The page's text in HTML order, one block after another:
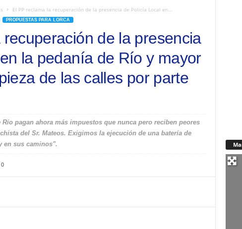
El PP reclama la recuperación de la presencia de Policía Local en...
PROPUESTAS PARA LORCA
recuperación de la presencia
la pedanía de Río y mayor
de las calles por parte
pagan ahora más impuestos que nunca pero reciben peores
del Sr. Mateos. Exigimos la ejecución de una batería de
en sus caminos".
0